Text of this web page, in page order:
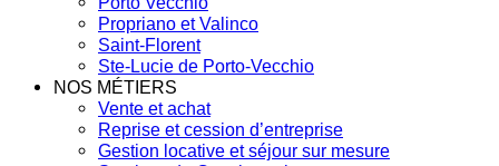
Propriano et Valinco
Saint-Florent
Ste-Lucie de Porto-Vecchio
NOS MÉTIERS
Vente et achat
Reprise et cession d’entreprise
Gestion locative et séjour sur mesure